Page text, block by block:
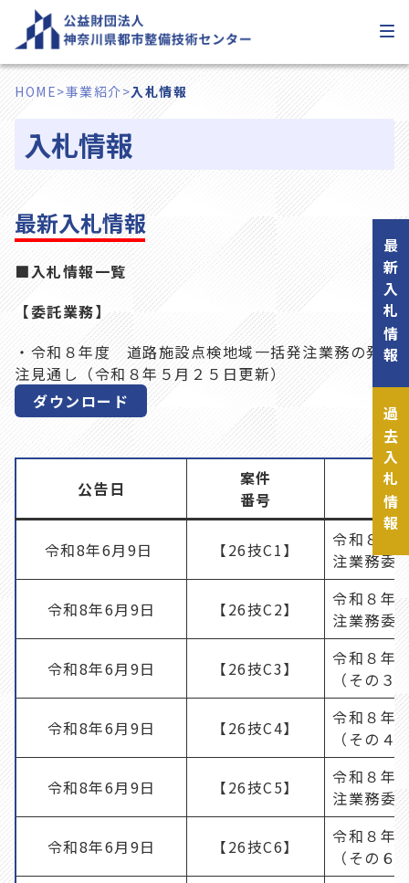
を
ス
キ
ッ
プ
HOME>事業紹介>入札情報
入札情報
最新入札情報
■入札情報一覧
【委託業務】
・令和８年度 道路施設点検地域一括発注業務の発
注見通し（令和８年５月２５日更新）
ダウンロード
公告日
案件
番号
令和8年6月9日 【26技C1】
令和８年
注業務委
令和8年6月9日 【26技C2】
令和８年
注業務委
令和8年6月9日 【26技C3】
令和８年
（その３
令和8年6月9日 【26技C4】
令和８年
（その４
令和8年6月9日 【26技C5】
令和８年
注業務委
令和8年6月9日 【26技C6】
令和８年
（その６
最新入札情報
過去入札情報